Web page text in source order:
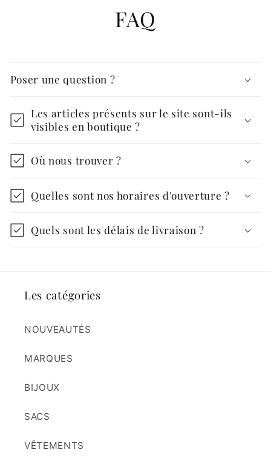
FAQ
Poser une question ?
Les articles présents sur le site sont-ils
visibles en boutique ?
Où nous trouver ?
Quelles sont nos horaires d'ouverture ?
Quels sont les délais de livraison ?
Les catégories
NOUVEAUTÉS
MARQUES
BIJOUX
SACS
VÊTEMENTS